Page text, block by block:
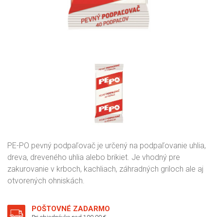
PE-PO pevný podpaľovač je určený na podpaľovanie uhlia,
dreva, dreveného uhlia alebo brikiet. Je vhodný pre
zakurovanie v krboch, kachliach, záhradných griloch ale aj
otvorených ohniskách.
POŠTOVNÉ ZADARMO